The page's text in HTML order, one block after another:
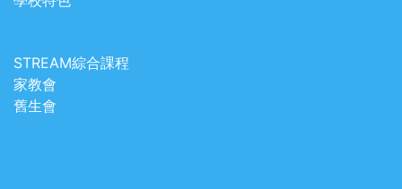
STREAM綜合課程
家教會
舊生會